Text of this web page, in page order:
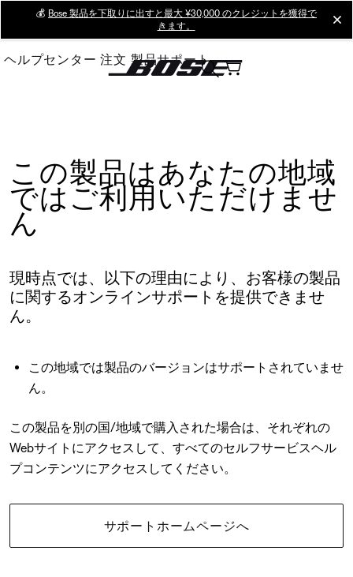
Main
💰 Bose 製品を下取りに出すと最大 ¥30,000 のクレジットを獲得で
きます。
ヘルプセンター 注文 製品サポート
この製品はあなたの地域
ではご利用いただけませ
ん
現時点では、以下の理由により、お客様の製品
に関するオンラインサポートを提供できませ
ん。
この地域では製品のバージョンはサポートされていませ
ん。
この製品を別の国/地域で購入された場合は、それぞれの
Webサイトにアクセスして、すべてのセルフサービスヘル
プコンテンツにアクセスしてください。
サポートホームページへ